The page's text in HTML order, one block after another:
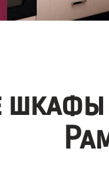
шкафы